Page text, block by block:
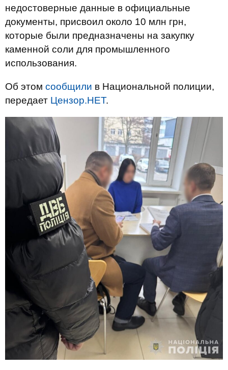
недостоверные данные в официальные
документы, присвоил около 10 млн грн,
которые были предназначены на закупку
каменной соли для промышленного
использования.
Об этом сообщили в Национальной полиции,
передает Цензор.НЕТ.